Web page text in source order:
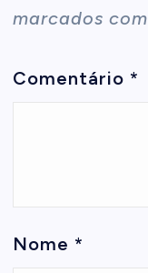
marcados com
Comentário *
Nome *